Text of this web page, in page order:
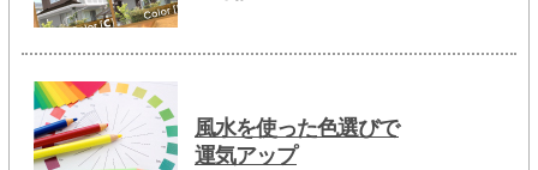
風水を使った色選びで
運気アップ